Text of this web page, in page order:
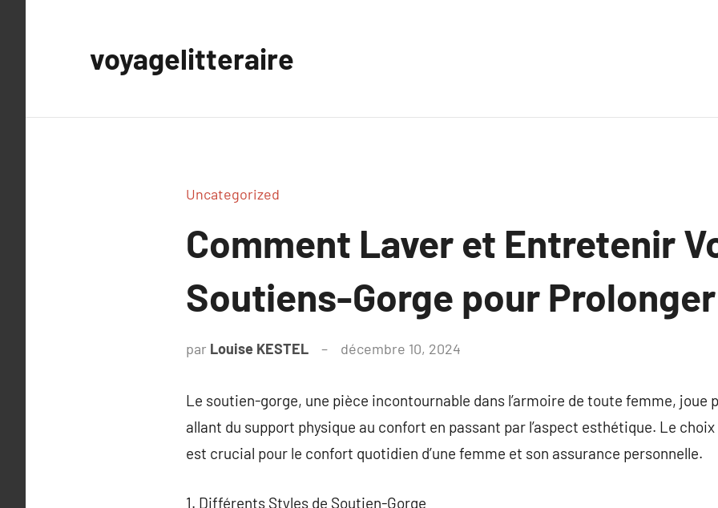
voyagelitteraire
Uncategorized
Comment Laver et Entretenir
Soutiens-Gorge pour
par Louise KESTEL décembre 10, 2024
Le soutien-gorge, une pièce incontournable dans l’armoire de toute femme, joue
allant du support physique au confort en passant par l’aspect esthétique. Le
est crucial pour le confort quotidien d’une femme et son assurance personnelle.
1. Différents Styles de Soutien-Gorge